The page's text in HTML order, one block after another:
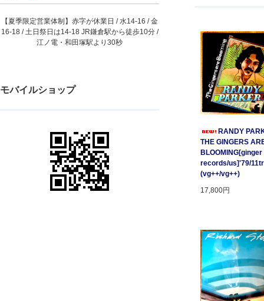
【夏季限定営業体制】赤字が休業日 / 水14-16 / 金
16-18 / 土日祭日は14-18 JR鎌倉駅から徒歩10分 /
江ノ電・和田塚駅より30秒
モバイルショップ
RANDY
THE GINGERS
BLOOMING[ginger
records/us]'79/
(vg++/vg++)
17,800円